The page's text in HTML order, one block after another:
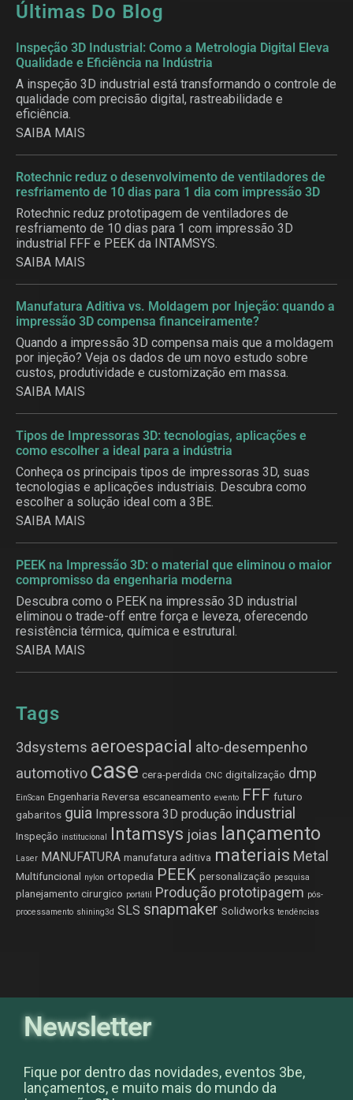
Últimas Do Blog
Inspeção 3D Industrial: Como a Metrologia Digital Eleva
Qualidade e Eficiência na Indústria
A inspeção 3D industrial está transformando o controle de
qualidade com precisão digital, rastreabilidade e
eficiência.
SAIBA MAIS
Rotechnic reduz o desenvolvimento de ventiladores de
resfriamento de 10 dias para 1 dia com impressão 3D
Rotechnic reduz prototipagem de ventiladores de
resfriamento de 10 dias para 1 com impressão 3D
industrial FFF e PEEK da INTAMSYS.
SAIBA MAIS
Manufatura Aditiva vs. Moldagem por Injeção: quando a
impressão 3D compensa financeiramente?
Quando a impressão 3D compensa mais que a moldagem
por injeção? Veja os dados de um novo estudo sobre
custos, produtividade e customização em massa.
SAIBA MAIS
Tipos de Impressoras 3D: tecnologias, aplicações e
como escolher a ideal para a indústria
Conheça os principais tipos de impressoras 3D, suas
tecnologias e aplicações industriais. Descubra como
escolher a solução ideal com a 3BE.
SAIBA MAIS
PEEK na Impressão 3D: o material que eliminou o maior
compromisso da engenharia moderna
Descubra como o PEEK na impressão 3D industrial
eliminou o trade-off entre força e leveza, oferecendo
resistência térmica, química e estrutural.
SAIBA MAIS
Tags
3dsystems aeroespacial alto-desempenho
automotivo case cera-perdida CNC digitalização dmp
EinScan Engenharia Reversa escaneamento evento FFF futuro
gabaritos guia Impressora 3D produção industrial
Inspeção institucional Intamsys joias lançamento
Laser MANUFATURA manufatura aditiva materiais Metal
Multifuncional nylon ortopedia PEEK personalização pesquisa
planejamento cirurgico portátil Produção prototipagem pós-
processamento shining3d SLS snapmaker Solidworks tendências
Newsletter
Fique por dentro das novidades, eventos 3be,
lançamentos, e muito mais do mundo da